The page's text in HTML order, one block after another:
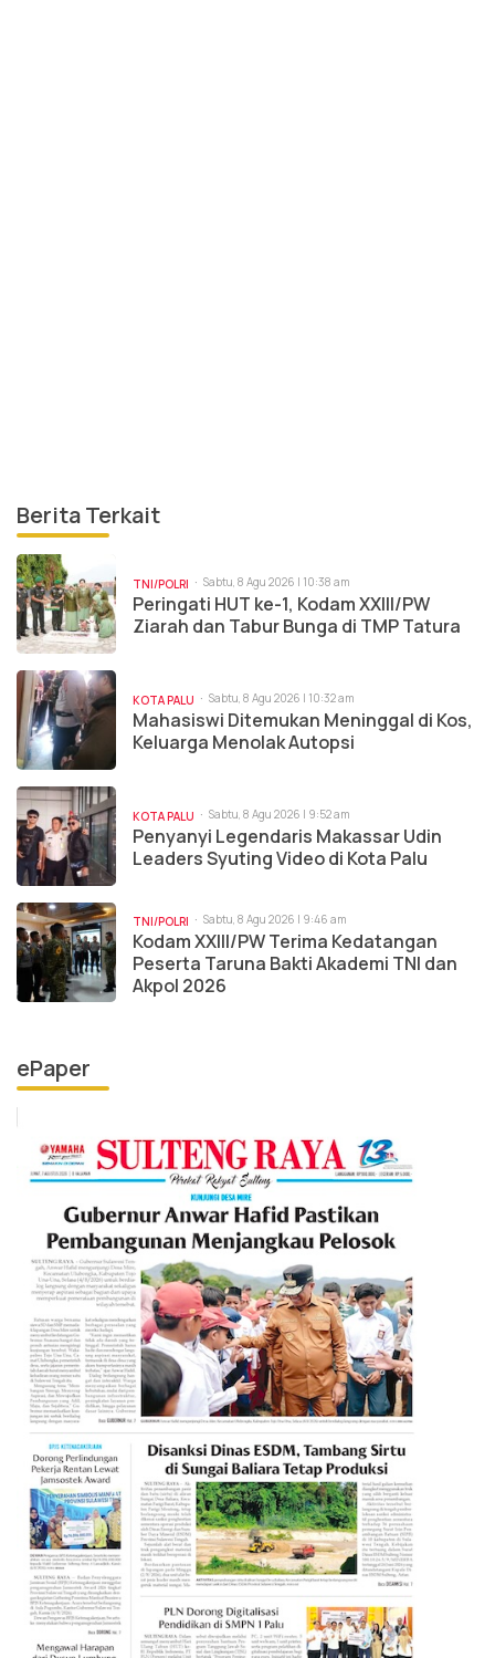
Berita Terkait
TNI/POLRI Sabtu, 8 Agu 2026 | 10:38 am
Peringati HUT ke-1, Kodam XXIII/PW
Ziarah dan Tabur Bunga di TMP Tatura
KOTA PALU Sabtu, 8 Agu 2026 | 10:32 am
Mahasiswi Ditemukan Meninggal di Kos,
Keluarga Menolak Autopsi
KOTA PALU Sabtu, 8 Agu 2026 | 9:52 am
Penyanyi Legendaris Makassar Udin
Leaders Syuting Video di Kota Palu
TNI/POLRI Sabtu, 8 Agu 2026 | 9:46 am
Kodam XXIII/PW Terima Kedatangan
Peserta Taruna Bakti Akademi TNI dan
Akpol 2026
ePaper